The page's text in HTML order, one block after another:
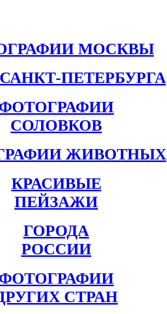
МОСКВЫ
ПЕТЕРБУРГА
СОЛОВКОВ
ЖИВОТНЫХ
КРАСИВЫЕ
ПЕЙЗАЖИ
ГОРОДА
РОССИИ
СТРАН